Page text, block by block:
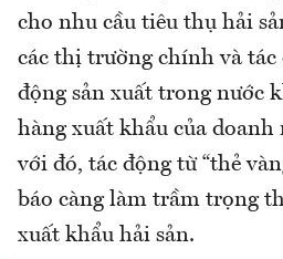
cho nhu cầu tiêu thụ hải
các thị trường chính và
động sản xuất trong nước
hàng xuất khẩu của doanh
với đó, tác động từ “thẻ
báo càng làm trầm trọng
xuất khẩu hải sản.